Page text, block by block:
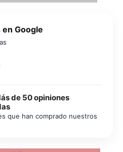
Google
de 50 opiniones
que han comprado nuestros